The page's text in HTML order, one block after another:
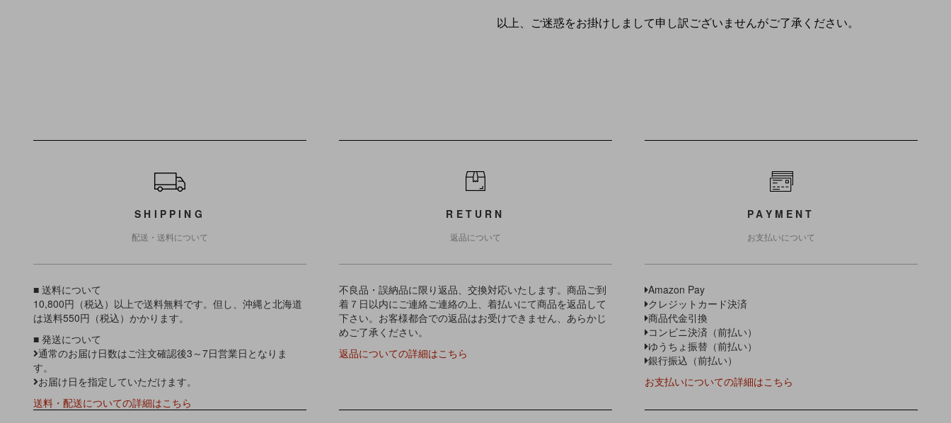
以上、ご迷惑をお掛けしまして申し訳ございませんがご了承ください。
ショッピングガイド
SHIPPING
配送・送料について
■ 送料について
10,800円（税込）以上で送料無料です。但し、沖縄と北海道
は送料550円（税込）かかります。
■ 発送について
通常のお届け日数はご注文確認後3～7日営業日となりま
す。
お届け日を指定していただけます。
送料・配送についての詳細はこちら
RETURN
返品について
不良品・誤納品に限り返品、交換対応いたします。商品ご到
着７日以内にご連絡ご連絡の上、着払いにて商品を返品して
下さい。お客様都合での返品はお受けできません、あらかじ
めご了承ください。
返品についての詳細はこちら
PAYMENT
お支払いについて
Amazon Pay
クレジットカード決済
商品代金引換
コンビニ決済（前払い）
ゆうちょ振替（前払い）
銀行振込（前払い）
お支払いについての詳細はこちら